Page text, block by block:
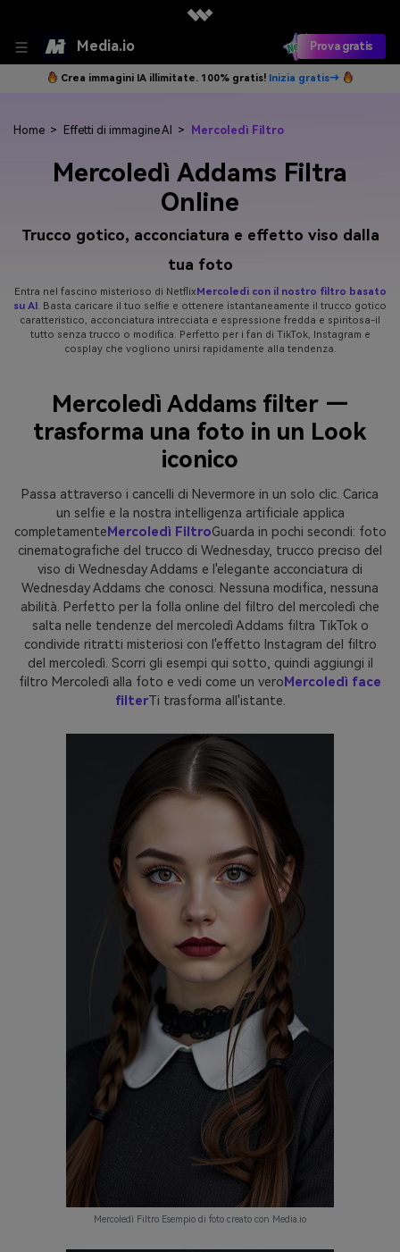
Media.io Prova gratis
Crea immagini IA illimitate. 100% gratis! Inizia gratis→
Home > Effetti di immagine AI > Mercoledì Filtro
Mercoledì Addams Filtra
Online
Trucco gotico, acconciatura e effetto viso dalla
tua foto
Entra nel fascino misterioso di NetflixMercoledì con il nostro filtro basato
su AI. Basta caricare il tuo selfie e ottenere istantaneamente il trucco gotico
caratteristico, acconciatura intrecciata e espressione fredda e spiritosa-il
tutto senza trucco o modifica. Perfetto per i fan di TikTok, Instagram e
cosplay che vogliono unirsi rapidamente alla tendenza.
Mercoledì Addams filter —
trasforma una foto in un Look
iconico
Passa attraverso i cancelli di Nevermore in un solo clic. Carica
un selfie e la nostra intelligenza artificiale applica
completamente Mercoledì FiltroGuarda in pochi secondi: foto
cinematografiche del trucco di Wednesday, trucco preciso del
viso di Wednesday Addams e l'elegante acconciatura di
Wednesday Addams che conosci. Nessuna modifica, nessuna
abilità. Perfetto per la folla online del filtro del mercoledì che
salta nelle tendenze del mercoledì Addams filtra TikTok o
condivide ritratti misteriosi con l'effetto Instagram del filtro
del mercoledì. Scorri gli esempi qui sotto, quindi aggiungi il
filtro Mercoledì alla foto e vedi come un vero Mercoledì face
filterTi trasforma all'istante.
Mercoledì Filtro Esempio di foto creato con Media.io